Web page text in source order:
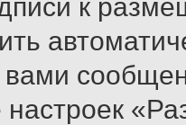
к
настроек